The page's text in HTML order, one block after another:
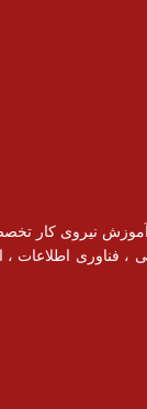
با مجوز رسمی از سازمان فنی و
اطلاعات ،